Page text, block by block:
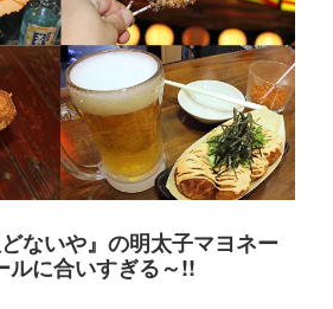
どないや』の明太子マヨネー
ルに合いすぎる～!!